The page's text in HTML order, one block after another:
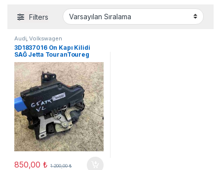
Filters
Audi,Volkswagen
3D1837016 Ön Kapı Kilidi
SAĞ Jetta TouranToureg
C28-
850,00₺ 1.200,00₺